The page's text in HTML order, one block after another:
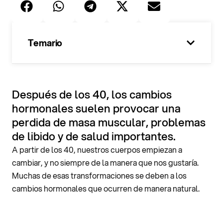
Después de los 40, los cambios
hormonales suelen provocar una
perdida de masa muscular, problemas
de libido y de salud importantes.
A partir de los 40, nuestros cuerpos empiezan a
cambiar, y no siempre de la manera que nos gustaría.
Muchas de esas transformaciones se deben a los
cambios hormonales que ocurren de manera natural.
100%
Temario